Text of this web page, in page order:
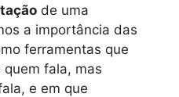
de uma
a importância das
ferramentas que
fala, mas
e em que